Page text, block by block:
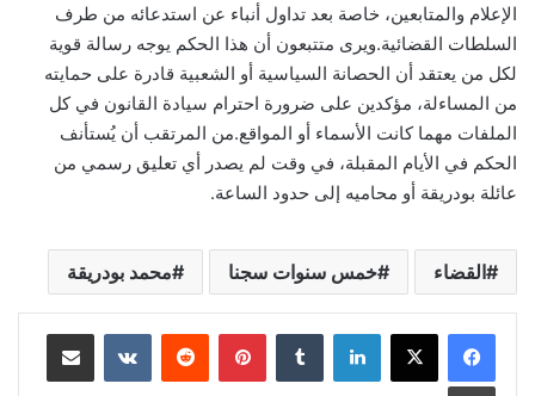
الإعلام والمتابعين، خاصة بعد تداول أنباء عن استدعائه من طرف
السلطات القضائية.ويرى متتبعون أن هذا الحكم يوجه رسالة قوية
لكل من يعتقد أن الحصانة السياسية أو الشعبية قادرة على حمايته
من المساءلة، مؤكدين على ضرورة احترام سيادة القانون في كل
الملفات مهما كانت الأسماء أو المواقع.من المرتقب أن يُستأنف
الحكم في الأيام المقبلة، في وقت لم يصدر أي تعليق رسمي من
عائلة بودريقة أو محاميه إلى حدود الساعة.
القضاء خمس سنوات سجنا محمد بودريقة
لينكدإن بينتيريست مشاركة عبر البريد
طباعة